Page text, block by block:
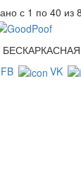
с 1 по 40 из
FB VK